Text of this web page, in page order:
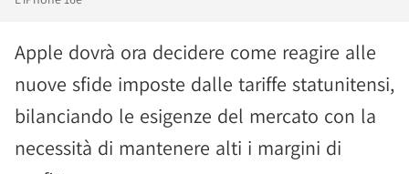
Apple dovrà ora decidere come reagire alle
nuove sfide imposte dalle tariffe statunitensi,
bilanciando le esigenze del mercato con la
necessità di mantenere alti i margini di